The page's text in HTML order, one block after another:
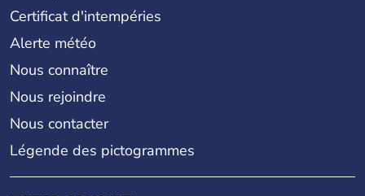
Certificat d'intempéries
Alerte météo
Nous connaître
Nous rejoindre
Nous contacter
Légende des pictogrammes